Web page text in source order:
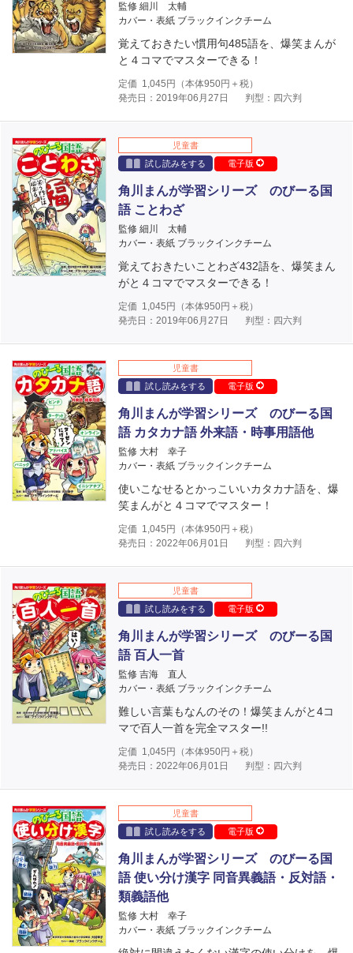
監修 細川 太輔
カバー・表紙 ブラックインクチーム
覚えておきたい慣用句485語を、爆笑まんが
と４コマでマスターできる！
定価 1,045 円（本体950円＋税）
発売日：2019年06月27日
判型：四六判
児童書
試し読みをする
電子版
角川まんが学習シリーズ のびーる国
語 ことわざ
監修 細川 太輔
カバー・表紙 ブラックインクチーム
覚えておきたいことわざ432語を、爆笑まん
がと４コマでマスターできる！
定価 1,045 円（本体950円＋税）
発売日：2019年06月27日
判型：四六判
児童書
試し読みをする
電子版
角川まんが学習シリーズ のびーる国
語 カタカナ語 外来語・時事用語他
監修 大村 幸子
カバー・表紙 ブラックインクチーム
使いこなせるとかっこいいカタカナ語を、爆
笑まんがと４コマでマスター！
定価 1,045 円（本体950円＋税）
発売日：2022年06月01日
判型：四六判
児童書
試し読みをする
電子版
角川まんが学習シリーズ のびーる国
語 百人一首
監修 吉海 直人
カバー・表紙 ブラックインクチーム
難しい言葉もなんのその！爆笑まんがと4コ
マで百人一首を完全マスター!!
定価 1,045 円（本体950円＋税）
発売日：2022年06月01日
判型：四六判
児童書
試し読みをする
電子版
角川まんが学習シリーズ のびーる国
語 使い分け漢字 同音異義語・反対語・
類義語他
監修 大村 幸子
カバー・表紙 ブラックインクチーム